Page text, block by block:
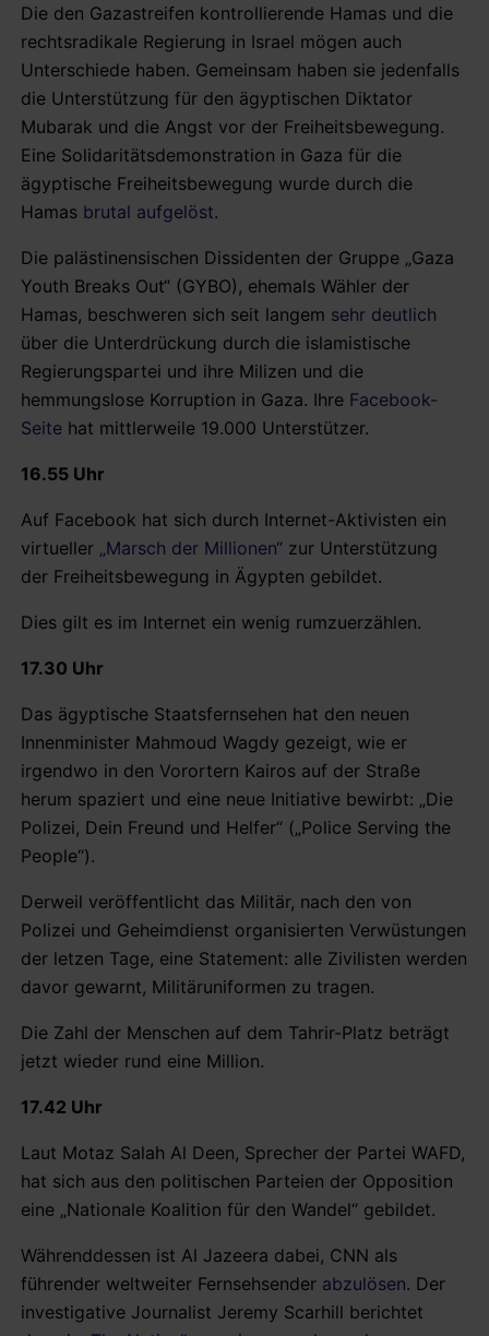
Die den Gazastreifen kontrollierende Hamas und die
rechtsradikale Regierung in Israel mögen auch
Unterschiede haben. Gemeinsam haben sie jedenfalls
die Unterstützung für den ägyptischen Diktator
Mubarak und die Angst vor der Freiheitsbewegung.
Eine Solidaritätsdemonstration in Gaza für die
ägyptische Freiheitsbewegung wurde durch die
Hamas brutal aufgelöst.
Die palästinensischen Dissidenten der Gruppe „Gaza
Youth Breaks Out“ (GYBO), ehemals Wähler der
Hamas, beschweren sich seit langem sehr deutlich
über die Unterdrückung durch die islamistische
Regierungspartei und ihre Milizen und die
hemmungslose Korruption in Gaza. Ihre Facebook-
Seite hat mittlerweile 19.000 Unterstützer.
16.55 Uhr
Auf Facebook hat sich durch Internet-Aktivisten ein
virtueller „Marsch der Millionen“ zur Unterstützung
der Freiheitsbewegung in Ägypten gebildet.
Dies gilt es im Internet ein wenig rumzuerzählen.
17.30 Uhr
Das ägyptische Staatsfernsehen hat den neuen
Innenminister Mahmoud Wagdy gezeigt, wie er
irgendwo in den Vorortern Kairos auf der Straße
herum spaziert und eine neue Initiative bewirbt: „Die
Polizei, Dein Freund und Helfer“ („Police Serving the
People“).
Derweil veröffentlicht das Militär, nach den von
Polizei und Geheimdienst organisierten Verwüstungen
der letzen Tage, eine Statement: alle Zivilisten werden
davor gewarnt, Militäruniformen zu tragen.
Die Zahl der Menschen auf dem Tahrir-Platz beträgt
jetzt wieder rund eine Million.
17.42 Uhr
Laut Motaz Salah Al Deen, Sprecher der Partei WAFD,
hat sich aus den politischen Parteien der Opposition
eine „Nationale Koalition für den Wandel“ gebildet.
Währenddessen ist Al Jazeera dabei, CNN als
führender weltweiter Fernsehsender abzulösen. Der
investigative Journalist Jeremy Scarhill berichtet